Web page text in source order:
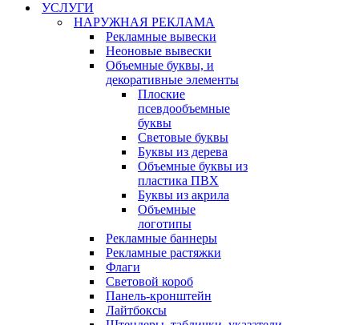
УСЛУГИ
НАРУЖНАЯ РЕКЛАМА
Рекламные вывески
Неоновые вывески
Объемные буквы, и
декоративные элементы
Плоские
псевдообъемные
буквы
Световые буквы
Буквы из дерева
Объемные буквы из
пластика ПВХ
Буквы из акрила
Объемные
логотипы
Рекламные баннеры
Рекламные растяжки
Флаги
Световой короб
Панель-кронштейн
Лайтбоксы